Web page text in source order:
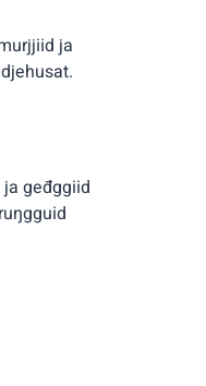
ja
geđggiid